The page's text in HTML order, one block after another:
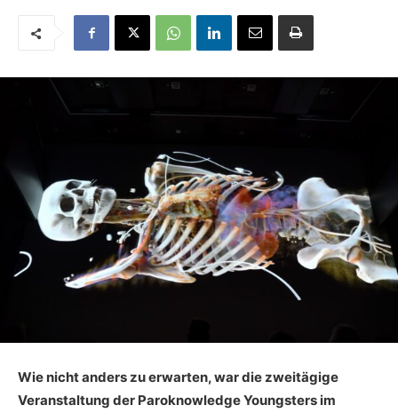
Wie nicht anders zu erwarten, war die zweitägige
Veranstaltung der Paroknowledge Youngsters im